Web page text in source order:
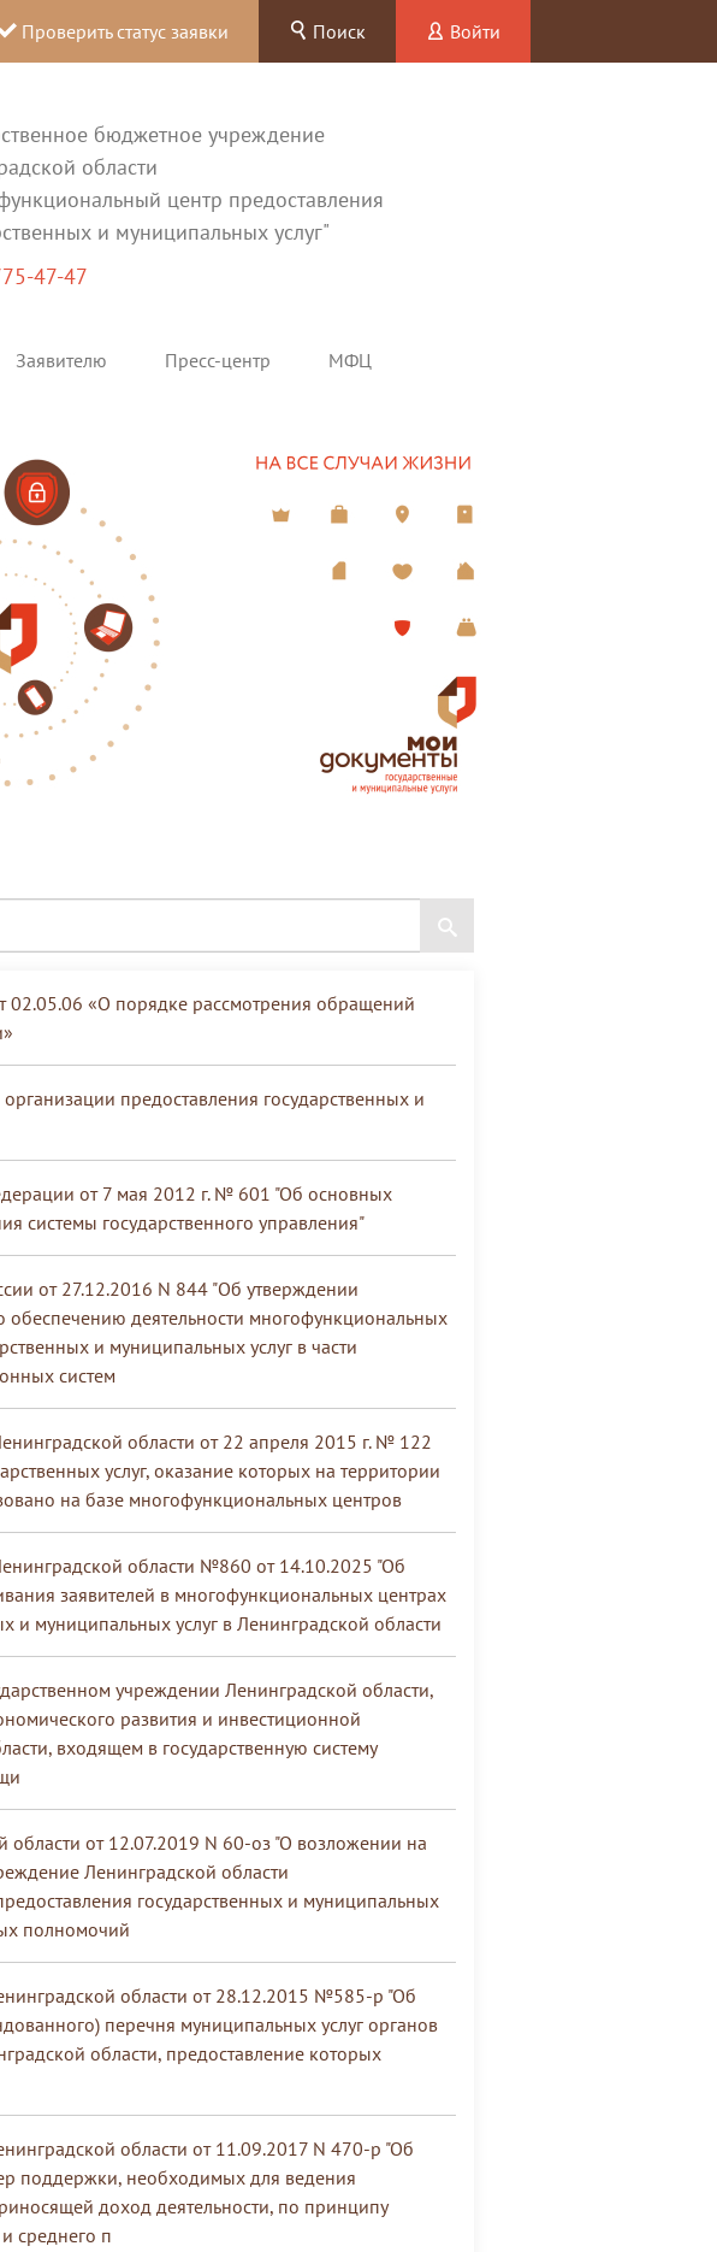
Проверить статус заявки Поиск Войти
бюджетное учреждение
области
центр предоставления
и муниципальных услуг"
47-47
Заявителю Пресс-центр МФЦ
«О порядке рассмотрения обращений
предоставления государственных и
от 7 мая 2012 г. № 601 "Об основных
системы государственного управления"
от 27.12.2016 N 844 "Об утверждении
деятельности многофункциональных
и муниципальных услуг в части
систем
области от 22 апреля 2015 г. № 122
услуг, оказание которых на территории
на базе многофункциональных центров
области №860 от 14.10.2025 "Об
заявителей в многофункциональных центрах
и муниципальных услуг в Ленинградской области
учреждении Ленинградской области,
развития и инвестиционной
входящем в государственную систему
области от 12.07.2019 N 60-оз "О возложении на
Ленинградской области
государственных и муниципальных
полномочий
области от 28.12.2015 №585-р "Об
перечня муниципальных услуг органов
области, предоставление которых
области от 11.09.2017 N 470-р "Об
поддержки, необходимых для ведения
доход деятельности, по принципу
среднего п